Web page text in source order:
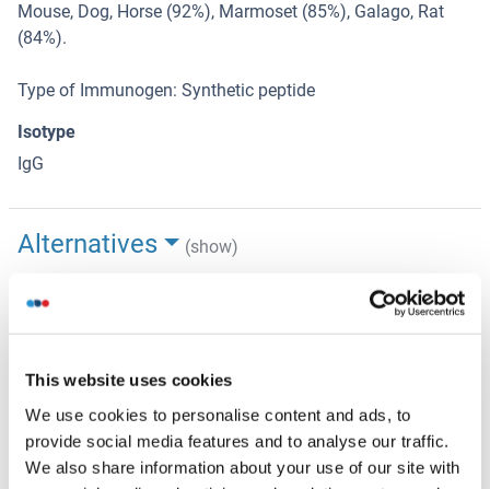
This website uses cookies
We use cookies to personalise content and ads, to
provide social media features and to analyse our traffic.
We also share information about your use of our site with
Mouse, Dog, Horse (92%), Marmoset (85%), Galago, Rat
(84%).
Type of Immunogen: Synthetic peptide
Isotype
IgG
Alternatives (show)
Usage: ELISA titer using peptide based assay: 1:62500.
Western Blot: Suggested dilution at 1 μg/mL in 5 % skim